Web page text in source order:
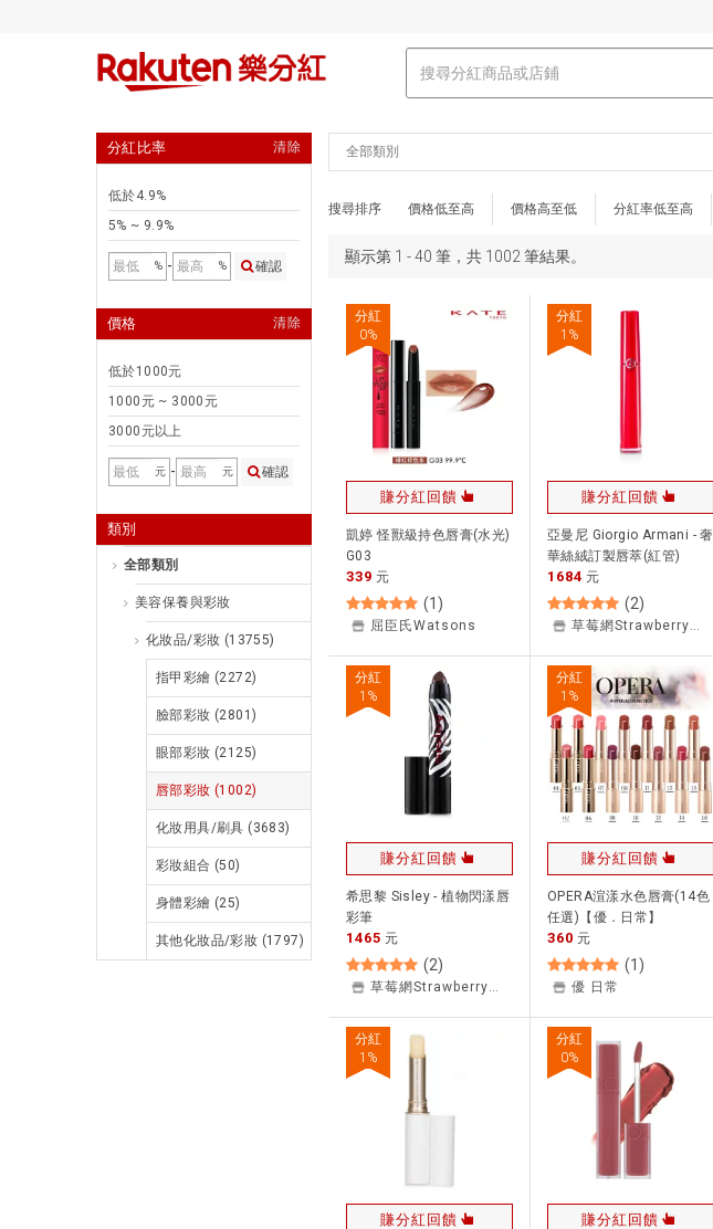
分紅比率 清除
低於4.9%
5% ~ 9.9%
% - % 確認
價格 清除
低於1000元
1000元 ~ 3000元
3000元以上
元 - 元 確認
類別
全部類別
美容保養與彩妝
化妝品/彩妝 (13755)
指甲彩繪 (2272)
臉部彩妝 (2801)
眼部彩妝 (2125)
唇部彩妝 (1002)
化妝用具/刷具 (3683)
彩妝組合 (50)
身體彩繪 (25)
其他化妝品/彩妝 (1797)
全部類別
搜尋排序 價格低至高 價格高至低 分紅率低至高
顯示第 1 - 40 筆，共 1002 筆結果。
分紅
0%
賺分紅回饋
凱婷 怪獸級持色唇膏(水光)
G03
339 元
(1 )
屈臣氏Watsons
分紅
1 %
賺分紅回饋
亞曼尼 Giorgio Armani - 奢
華絲絨訂製唇萃(紅管)
1684 元
(2)
草莓網Strawberrynet
分紅
1 %
賺分紅回饋
希思黎 Sisley - 植物閃漾唇
彩筆
1465 元
(2)
草莓網Strawberrynet
分紅
1 %
賺分紅回饋
OPERA渲漾水色唇膏(14色
任選)【優．日常】
360 元
(1 )
優 日常
分紅
1 %
賺分紅回饋
分紅
0%
賺分紅回饋